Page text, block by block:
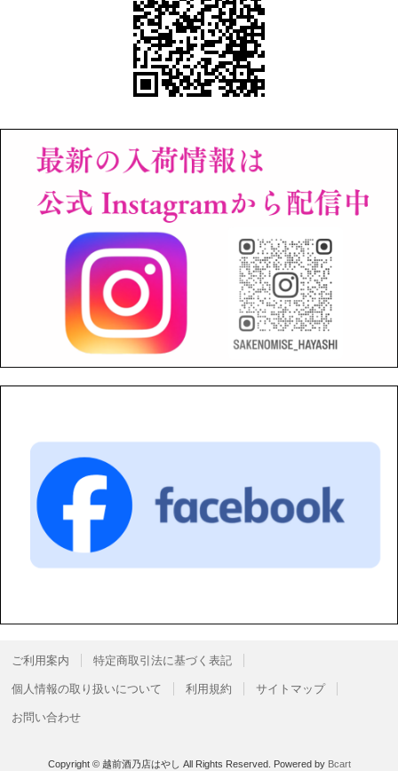
ご利用案内 特定商取引法に基づく表記
個人情報の取り扱いについて 利用規約 サイトマップ
お問い合わせ
Copyright © 越前酒乃店はやし All Rights Reserved. Powered by Bcart